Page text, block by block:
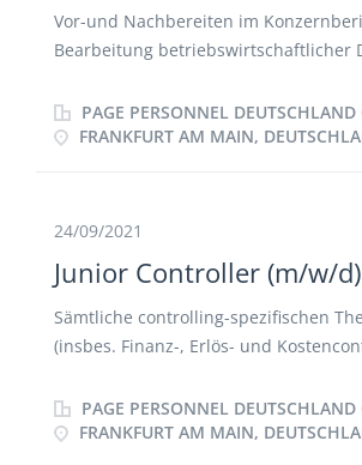
Zielerreichung Aktive Begleitung von
Investitionsvorhaben Vorbereitung
der relevanten Kennzahlen Mitarbeit
Entwicklung zukunftsfähiger
Vor-und Nachbereiten im
Bearbeitung betriebswirtschaftlicher
Erarbeitung und Optimierung von
Stetige Weiterentwicklung der
Kennzahlen
PAGE PERSONNEL
FRANKFURT AM MAIN,
24/09/2021
Junior Controller (m/w/d)
Sämtliche controlling-spezifischen
(insbes. Finanz-, Erlös- und
Bewertung von Maßnahmen zur
finanziellen Zielerreichung Aktive
PAGE PERSONNEL
FRANKFURT AM MAIN,